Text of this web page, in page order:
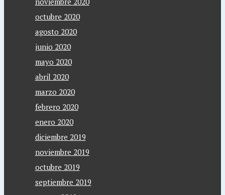
octubre 2020
agosto 2020
junio 2020
mayo 2020
abril 2020
marzo 2020
febrero 2020
enero 2020
diciembre 2019
noviembre 2019
octubre 2019
septiembre 2019